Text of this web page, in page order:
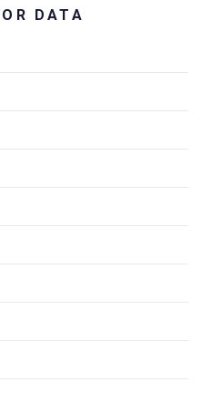
DATA